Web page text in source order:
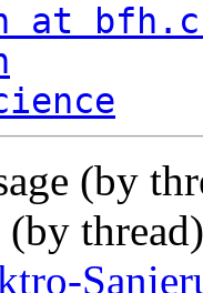
at
(by
(by